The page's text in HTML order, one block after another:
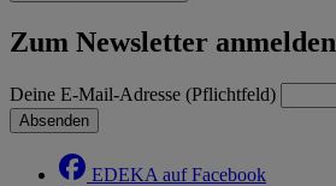
Zum Newsletter anmelden
Deine E-Mail-Adresse (Pflichtfeld)
Absenden
EDEKA auf Facebook